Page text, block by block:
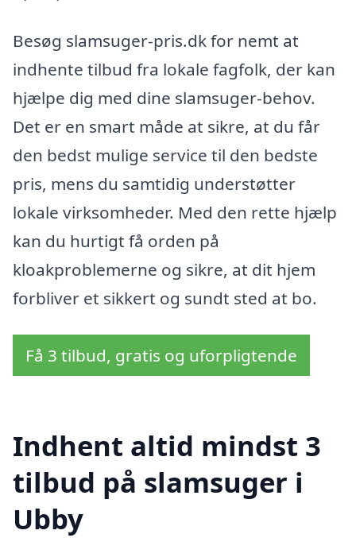
Besøg slamsuger-pris.dk for nemt at
indhente tilbud fra lokale fagfolk, der kan
hjælpe dig med dine slamsuger-behov.
Det er en smart måde at sikre, at du får
den bedst mulige service til den bedste
pris, mens du samtidig understøtter
lokale virksomheder. Med den rette hjælp
kan du hurtigt få orden på
kloakproblemerne og sikre, at dit hjem
forbliver et sikkert og sundt sted at bo.
Få 3 tilbud, gratis og uforpligtende
Indhent altid mindst 3
tilbud på slamsuger i
Ubby